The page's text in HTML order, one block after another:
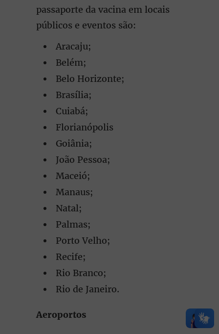
passaporte da vacina em locais
públicos e eventos são:
Aracaju;
Belém;
Belo Horizonte;
Brasília;
Cuiabá;
Florianópolis
Goiânia;
João Pessoa;
Maceió;
Manaus;
Natal;
Palmas;
Porto Velho;
Recife;
Rio Branco;
Rio de Janeiro.
Aeroportos